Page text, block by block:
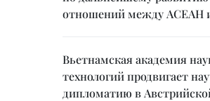
отношений между
Вьетнамская академия
технологий продвигает
дипломатию в